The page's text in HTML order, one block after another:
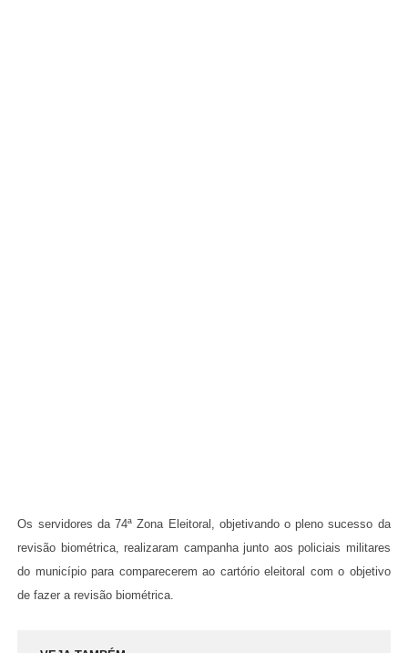
Os servidores da 74ª Zona Eleitoral, objetivando o pleno sucesso da
revisão biométrica, realizaram campanha junto aos policiais militares
do município para comparecerem ao cartório eleitoral com o objetivo
de fazer a revisão biométrica.